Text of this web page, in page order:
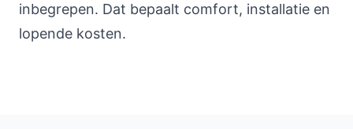
inbegrepen. Dat bepaalt comfort, installatie en
lopende kosten.